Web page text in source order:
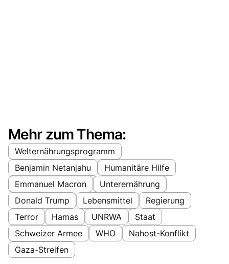
Mehr zum Thema:
Welternährungsprogramm
Benjamin Netanjahu
Humanitäre Hilfe
Emmanuel Macron
Unterernährung
Donald Trump
Lebensmittel
Regierung
Terror
Hamas UNRWA
Staat
Schweizer Armee
WHO
Nahost-Konflikt
Gaza-Streifen